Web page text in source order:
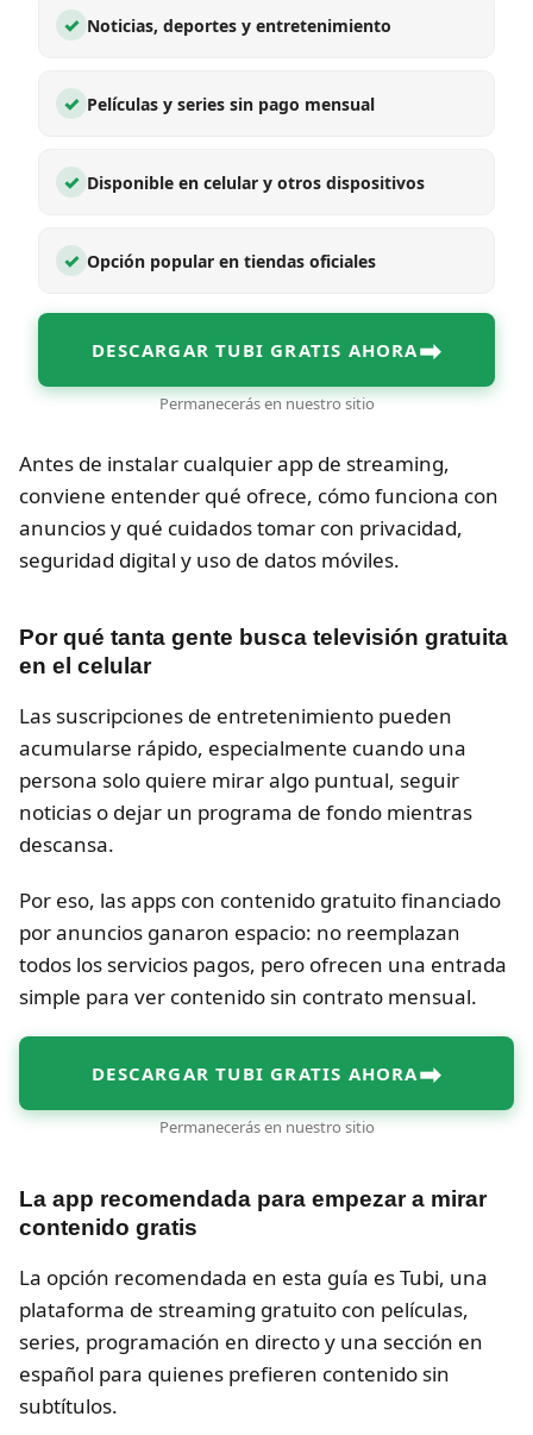
✓ Noticias, deportes y entretenimiento
✓ Películas y series sin pago mensual
✓ Disponible en celular y otros dispositivos
✓ Opción popular en tiendas oficiales
DESCARGAR TUBI GRATIS AHORA➡
Permanecerás en nuestro sitio
Antes de instalar cualquier app de streaming,
conviene entender qué ofrece, cómo funciona con
anuncios y qué cuidados tomar con privacidad,
seguridad digital y uso de datos móviles.
Por qué tanta gente busca televisión gratuita
en el celular
Las suscripciones de entretenimiento pueden
acumularse rápido, especialmente cuando una
persona solo quiere mirar algo puntual, seguir
noticias o dejar un programa de fondo mientras
descansa.
Por eso, las apps con contenido gratuito financiado
por anuncios ganaron espacio: no reemplazan
todos los servicios pagos, pero ofrecen una entrada
simple para ver contenido sin contrato mensual.
DESCARGAR TUBI GRATIS AHORA➡
Permanecerás en nuestro sitio
La app recomendada para empezar a mirar
contenido gratis
La opción recomendada en esta guía es Tubi, una
plataforma de streaming gratuito con películas,
series, programación en directo y una sección en
español para quienes prefieren contenido sin
subtítulos.